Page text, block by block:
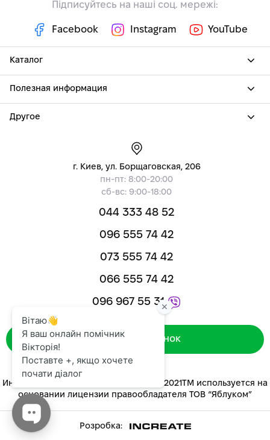
Підписуйтесь на наші соц. мережі:
Facebook Instagram YouTube
Каталог
Полезная информация
Другое
г. Киев, ул. Борщаговская, 206
пн-пт: 8:00-20:00
сб-вс: 9:00-18:00
044 333 48 52
096 555 74 42
073 555 74 42
066 555 74 42
096 967 55 31
Зворотний дзвінок
Интернет-магазин «ЯБЛУКОМ™» 2014-2021ТМ используется на
основании лицензии правообладателя ТОВ “Яблуком”
Розробка: